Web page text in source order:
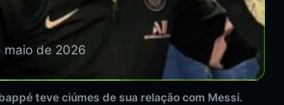
maio de 2026
teve ciúmes de sua relação com Messi.